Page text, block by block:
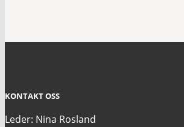
KONTAKT OSS
Leder: Nina Rosland